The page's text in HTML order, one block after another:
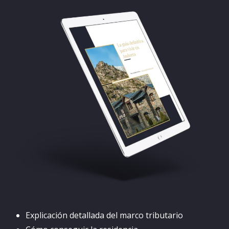
Explicación detallada del marco tributario